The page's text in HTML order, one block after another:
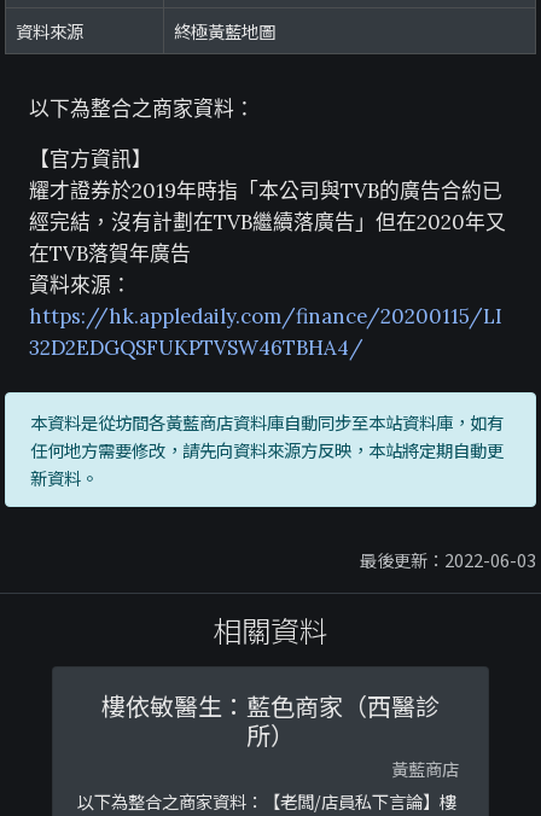
資料來源
終極黃藍地圖
以下為整合之商家資料：
【官方資訊】
耀才證券於2019年時指「本公司與TVB的廣告合約已
經完結，沒有計劃在TVB繼續落廣告」但在2020年又
在TVB落賀年廣告
資料來源：
https://hk.appledaily.com/finance/20200115/LI
32D2EDGQSFUKPTVSW46TBHA4/
本資料是從坊間各黃藍商店資料庫自動同步至本站資料庫，如有
任何地方需要修改，請先向資料來源方反映，本站將定期自動更
新資料。
最後更新：2022-06-03
相關資料
樓依敏醫生：藍色商家（西醫診
所）
黃藍商店
以下為整合之商家資料：【老闆/店員私下言論】樓